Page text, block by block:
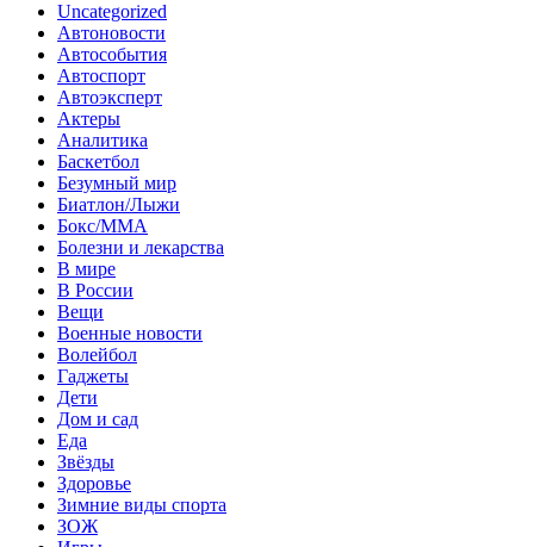
Uncategorized
Автоновости
Автособытия
Автоспорт
Автоэксперт
Актеры
Аналитика
Баскетбол
Безумный мир
Биатлон/Лыжи
Бокс/MMA
Болезни и лекарства
В мире
В России
Вещи
Военные новости
Волейбол
Гаджеты
Дети
Дом и сад
Еда
Звёзды
Здоровье
Зимние виды спорта
ЗОЖ